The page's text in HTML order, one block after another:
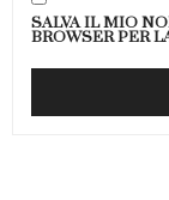
SALVA IL MIO
BROWSER PER